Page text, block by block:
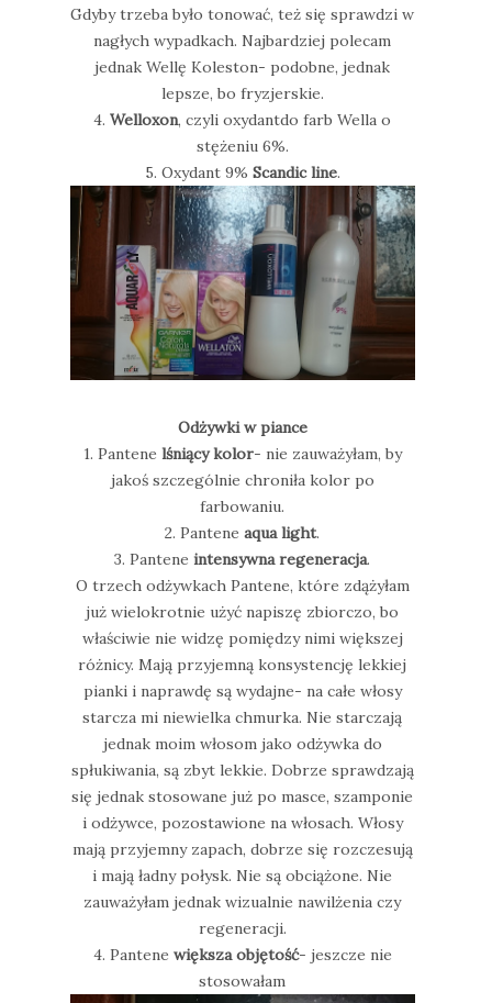
Gdyby trzeba było tonować, też się sprawdzi w
nagłych wypadkach. Najbardziej polecam
jednak Wellę Koleston- podobne, jednak
lepsze, bo fryzjerskie.
4.Welloxon, czyli oxydantdo farb Wella o
stężeniu 6%.
5. Oxydant 9% Scandic line.
Odżywki w piance
1. Pantene lśniący kolor- nie zauważyłam, by
jakoś szczególnie chroniła kolor po
farbowaniu.
2. Panteneaqua light.
3. Panteneintensywna regeneracja.
O trzech odżywkach Pantene, które zdążyłam
już wielokrotnie użyć napiszę zbiorczo, bo
właściwie nie widzę pomiędzy nimi większej
różnicy. Mają przyjemną konsystencję lekkiej
pianki i naprawdę są wydajne- na całe włosy
starcza mi niewielka chmurka. Nie starczają
jednak moim włosom jako odżywka do
spłukiwania, są zbyt lekkie. Dobrze sprawdzają
się jednak stosowane już po masce, szamponie
i odżywce, pozostawione na włosach. Włosy
mają przyjemny zapach, dobrze się rozczesują
i mają ładny połysk. Nie są obciążone. Nie
zauważyłam jednak wizualnie nawilżenia czy
regeneracji.
4. Pantene większa objętość- jeszcze nie
stosowałam